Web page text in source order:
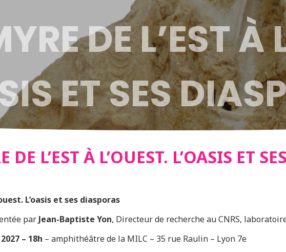
DE L’EST À
ET SES
DE L’EST À L’OUEST. L’OASIS ET
L’oasis et ses diasporas
par Jean-Baptiste Yon, Directeur de recherche au CNRS,
– 18h – amphithéâtre de la MILC – 35 rue Raulin – Lyon 7e